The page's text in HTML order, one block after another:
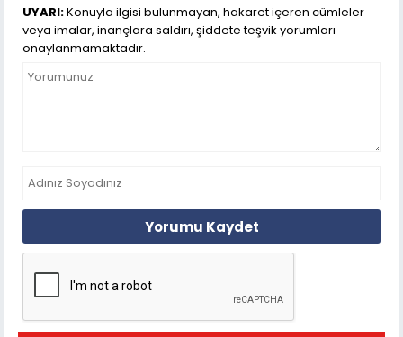
UYARI:Konuyla ilgisi bulunmayan, hakaret içeren cümleler
veya imalar, inançlara saldırı, şiddete teşvik yorumları
onaylanmamaktadır.
Yorumu Kaydet